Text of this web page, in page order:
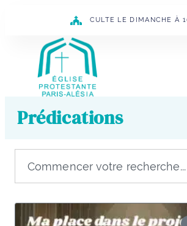
CULTE LE DIMANCHE À
Prédications